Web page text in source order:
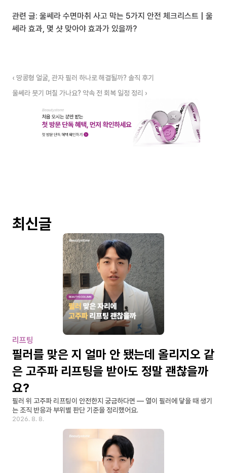
관련 글: 울쎄라 수면마취 사고 막는 5가지 안전 체크리스트
울
쎄라 효과, 몇 샷 맞아야 효과가 있을까?
‹ 땅콩형 얼굴, 관자 필러 하나로 해결될까? 솔직 후기
울쎄라 붓기 며칠 가나요? 약속 전 회복 일정 정리 ›
최신글
리프팅
필러를 맞은 지 얼마 안 됐는데 올리지오 같
은 고주파 리프팅을 받아도 정말 괜찮을까
요?
필러 위 고주파 리프팅이 안전한지 궁금하다면 — 열이 필러에 닿을 때 생기
는 조직 반응과 부위별 판단 기준을 정리했어요.
2026. 8. 8.